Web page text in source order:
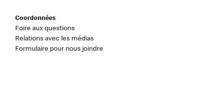
Coordonnées
Foire aux questions
Relations avec les médias
Formulaire pour nous joindre